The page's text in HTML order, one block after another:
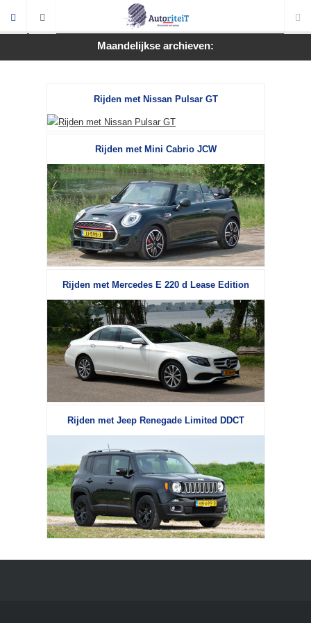
Maandelijkse archieven:
Rijden met Nissan Pulsar GT
Rijden met Mini Cabrio JCW
Rijden met Mercedes E 220 d Lease Edition
Rijden met Jeep Renegade Limited DDCT